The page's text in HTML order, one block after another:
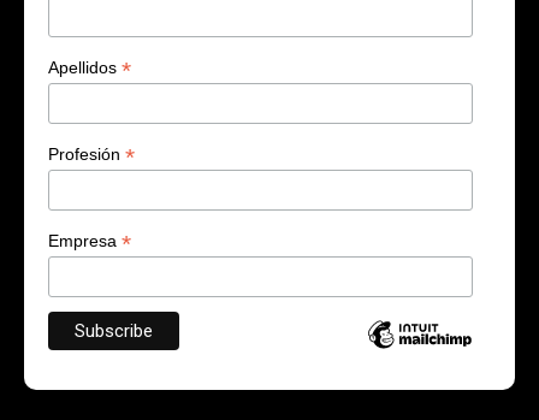
Apellidos *
Profesión *
Empresa *